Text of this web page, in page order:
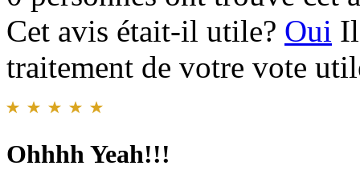
Cet avis était-il utile? Oui
traitement de votre vote
Ohhhh Yeah!!!